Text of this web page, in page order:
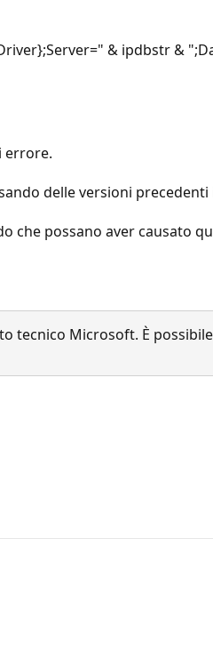
& ipdbstr &
errore.
delle versioni
che possano aver causato
tecnico Microsoft. È